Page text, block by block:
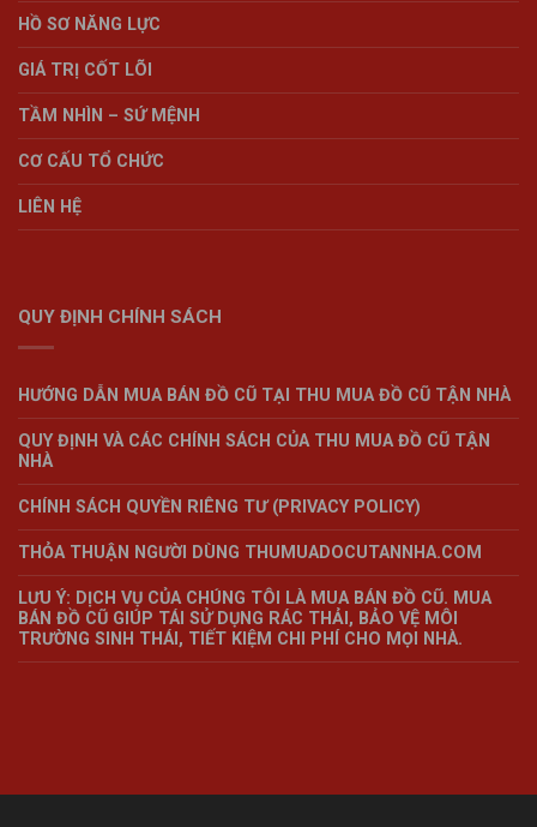
HỒ SƠ NĂNG LỰC
GIÁ TRỊ CỐT LÕI
TẦM NHÌN – SỨ MỆNH
CƠ CẤU TỔ CHỨC
LIÊN HỆ
QUY ĐỊNH CHÍNH SÁCH
HƯỚNG DẪN MUA BÁN ĐỒ CŨ TẠI THU MUA ĐỒ CŨ TẬN NHÀ
QUY ĐỊNH VÀ CÁC CHÍNH SÁCH CỦA THU MUA ĐỒ CŨ TẬN
NHÀ
CHÍNH SÁCH QUYỀN RIÊNG TƯ (PRIVACY POLICY)
THỎA THUẬN NGƯỜI DÙNG THUMUADOCUTANNHA.COM
LƯU Ý: DỊCH VỤ CỦA CHÚNG TÔI LÀ MUA BÁN ĐỒ CŨ. MUA
BÁN ĐỒ CŨ GIÚP TÁI SỬ DỤNG RÁC THẢI, BẢO VỆ MÔI
TRƯỜNG SINH THÁI, TIẾT KIỆM CHI PHÍ CHO MỌI NHÀ.